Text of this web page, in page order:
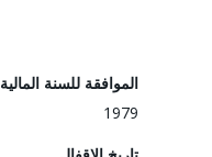
الموافقة للسنة المالية
1979